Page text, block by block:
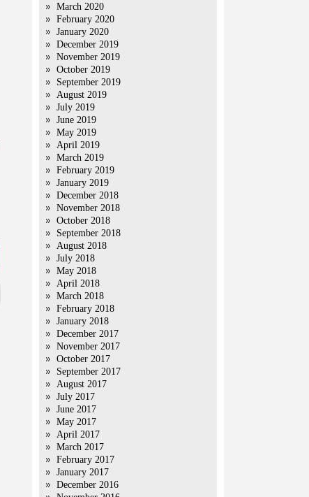
March 2020
February 2020
January 2020
December 2019
November 2019
October 2019
September 2019
August 2019
July 2019
June 2019
May 2019
April 2019
March 2019
February 2019
January 2019
December 2018
November 2018
October 2018
September 2018
August 2018
July 2018
May 2018
April 2018
March 2018
February 2018
January 2018
December 2017
November 2017
October 2017
September 2017
August 2017
July 2017
June 2017
May 2017
April 2017
March 2017
February 2017
January 2017
December 2016